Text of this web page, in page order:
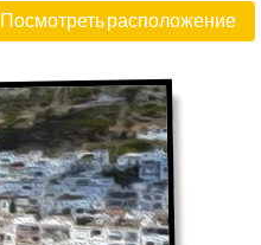
Посмотреть расположение